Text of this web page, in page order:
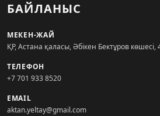
БАЙЛАНЫС
МЕКЕН-ЖАЙ
ҚР, Астана қаласы, Әбікен Бектұров көшесі,
ТЕЛЕФОН
+7 701 933 8520
EMAIL
aktan.yeltay@gmail.com